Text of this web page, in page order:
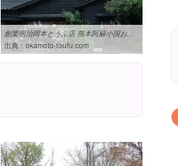
創業明治岡本とうふ店 熊本阿蘇小国おかもととうふ
出典： okamoto-toufu.com